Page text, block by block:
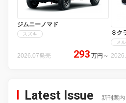
ジムニーノマド
スズキ
2026.07発売 293 万円 ～
Ｓク
メ
Latest Issue 新刊案内